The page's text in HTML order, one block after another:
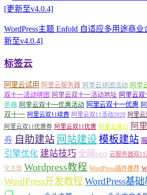
WordPress主题 Enfold 自适应多用途商
新至v4.0.4]
标签云
阿里云试用 阿里云服务器 阿里云拼团活动 阿里
双十一活动拼团 阿里云双十一活动地址 阿里云
务器 阿里云双十一优惠活动 阿里云双十一优惠
双十一 阿里云双11续费 阿里云双11活动2020 阿里云
阿里云双11优惠券 阿里云双11优惠 阿里云双11 阿
券 自助建站 网站建设 模板建站
引擎优化 建站技巧 全网seo 云服务器双11
化主题 Wordpress教程 WordPress插件推荐
WordPress开发教程WordPress基